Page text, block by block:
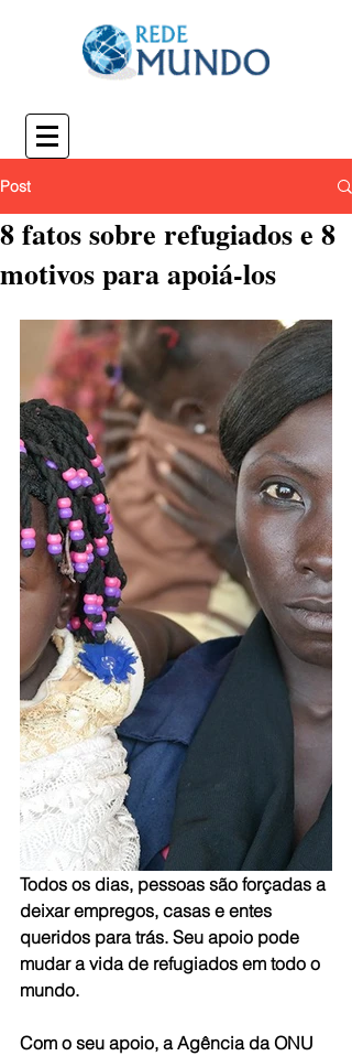
Post
8 fatos sobre refugiados e 8
motivos para apoiá-los
Todos os dias, pessoas são forçadas a
deixar empregos, casas e entes
queridos para trás. Seu apoio pode
mudar a vida de refugiados em todo o
mundo.
Com o seu apoio, a Agência da ONU